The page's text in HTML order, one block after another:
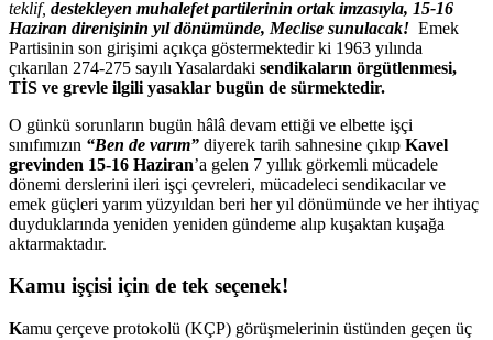
teklif, destekleyen muhalefet partilerinin ortak imzasıyla, 15-16
Haziran direnişinin yıl dönümünde, Meclise sunulacak! Emek
Partisinin son girişimi açıkça göstermektedir ki 1963 yılında
çıkarılan 274-275 sayılı Yasalardaki sendikaların örgütlenmesi,
TİS ve grevle ilgili yasaklar bugün de sürmektedir.
O günkü sorunların bugün hâlâ devam ettiği ve elbette işçi
sınıfımızın “Ben de varım” diyerek tarih sahnesine çıkıp Kavel
grevinden 15-16 Haziran’a gelen 7 yıllık görkemli mücadele
dönemi derslerini ileri işçi çevreleri, mücadeleci sendikacılar ve
emek güçleri yarım yüzyıldan beri her yıl dönümünde ve her ihtiyaç
duyduklarında yeniden yeniden gündeme alıp kuşaktan kuşağa
aktarmaktadır.
Kamu işçisi için de tek seçenek!
Kamu çerçeve protokolü (KÇP) görüşmelerinin üstünden geçen üç